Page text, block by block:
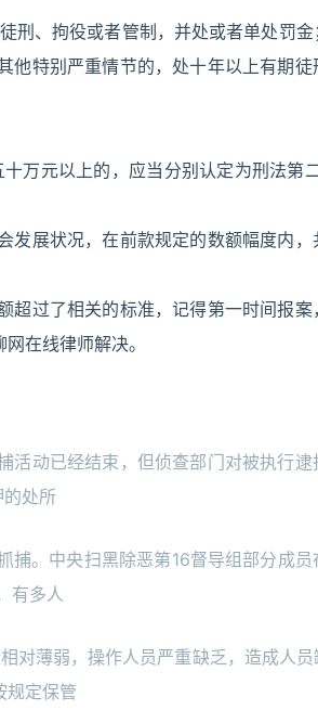
刑、拘役或者管制，并处或者单处罚
特别严重情节的，处十年以上有期
万元以上的，应当分别认定为刑法第
展状况，在前款规定的数额幅度内
过了相关的标准，记得第一时间报
在线律师解决。
动已经结束，但侦查部门对被执行
的处所
。中央扫黑除恶第16督导组部分成员
有多人
对薄弱，操作人员严重缺乏，造成人
规定保管